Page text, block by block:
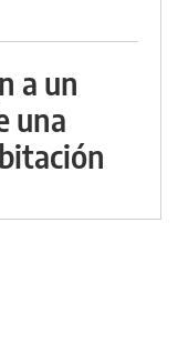
a un
una